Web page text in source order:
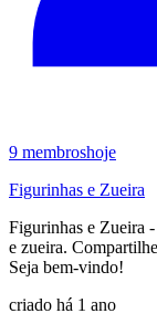
9 membroshoje
Figurinhas e Zueira
Figurinhas e Zueira
e zueira.
Seja bem-vindo!
criado há 1 ano